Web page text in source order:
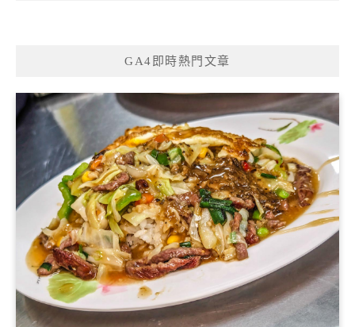
GA4即時熱門文章